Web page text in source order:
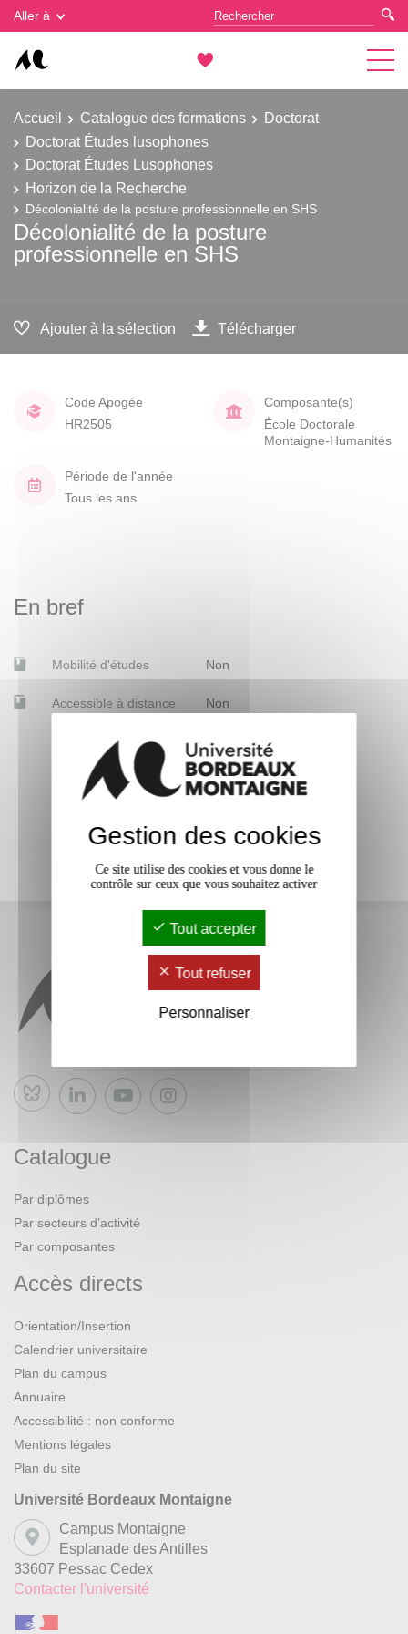
Aller à
Accueil Catalogue des formations
Doctorat
Doctorat Études lusophones
Doctorat Études Lusophones
Horizon de la Recherche
Décolonialité de la posture professionnelle en SHS
Décolonialité de la posture
professionnelle en SHS
Ajouter à la sélection Télécharger
Code Apogée
HR2505
Composante(s)
École Doctorale
Montaigne-Humanités
Période de l'année
Tous les ans
En bref
Mobilité d'études Non
Accessible à distance Non
Bluesky
Catalogue
Par diplômes
Par secteurs d’activité
Par composantes
Accès directs
Orientation/Insertion
Calendrier universitaire
Plan du campus
Annuaire
Accessibilité : non conforme
Mentions légales
Plan du site
Université Bordeaux Montaigne
Campus Montaigne
Esplanade des Antilles
33607 Pessac Cedex
Contacter l'université
Gestion des cookies
Gestion des cookies
Ce site utilise des cookies et vous donne le
contrôle sur ceux que vous souhaitez activer
Tout accepter
Tout refuser
Personnaliser